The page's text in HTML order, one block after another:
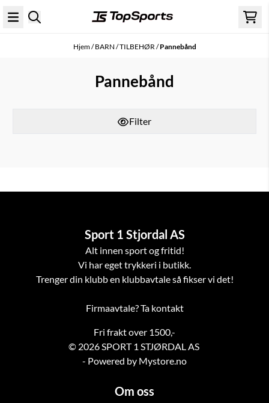
Hopp til innhold
Hjem/BARN /TILBEHØR /Pannebånd
Pannebånd
Filter
Sport 1 Stjordal AS
Alt innen sport og fritid!
Vi har eget trykkeri i butikk.
Trenger din klubb en klubbavtale så fikser vi det!
Firmaavtale? Ta kontakt
Fri frakt over 1500,-
© 2026 SPORT 1 STJØRDAL AS
- Powered by Mystore.no
Om oss